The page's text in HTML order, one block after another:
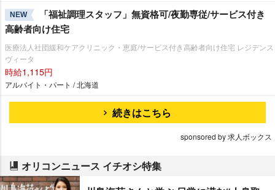
NEW
「福祉調理スタッフ」無資格可/夜勤専従/サービス付き
高齢者向け住宅
医療法人社団緩和ケアクリニック・恵庭/サービス付き高齢者向け住宅 レジデンス
ヴィータ
時給1,115円
アルバイト・パート / 北海道
続きはこちら
sponsored by 求人ボックス
オリコンニュース イチオシ特集